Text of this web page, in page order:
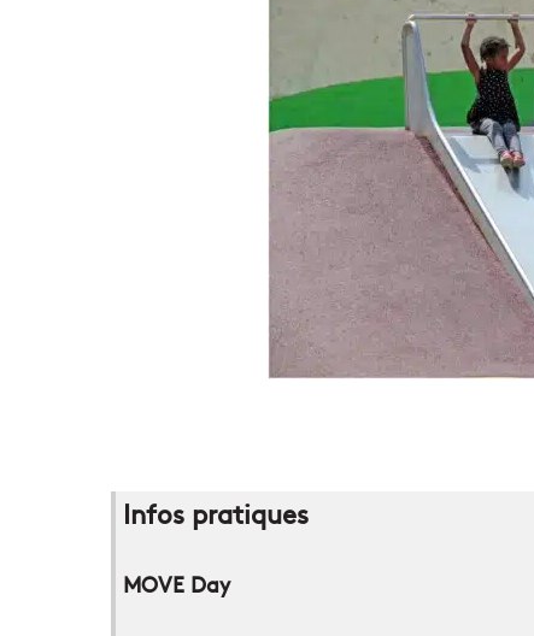
Infos pratiques
MOVE Day